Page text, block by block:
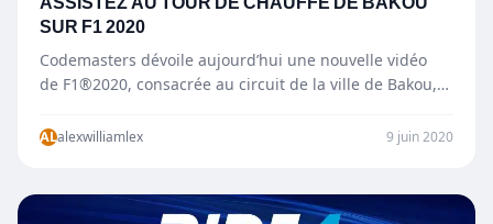
SUR F1 2020
Codemasters dévoile aujourd’hui une nouvelle vidéo
de F1®2020, consacrée au circuit de la ville de Bakou,
ALalexwilliamlex 9 juin 2020